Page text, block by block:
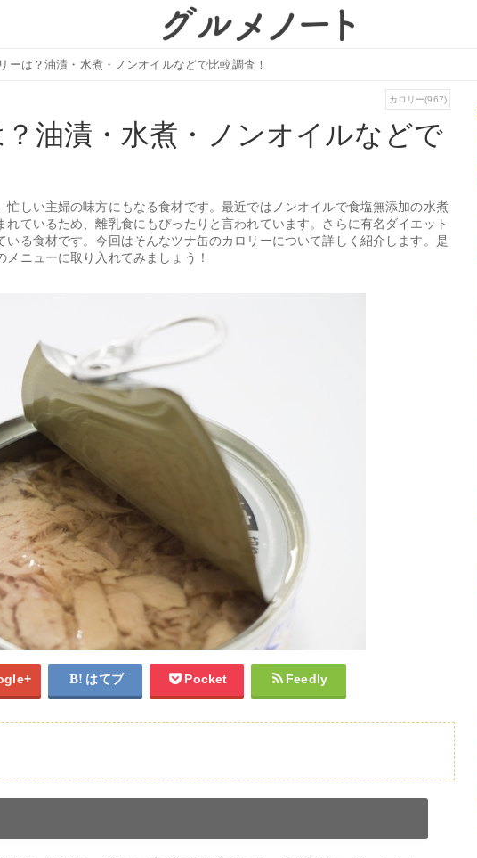
ーは？油漬・水煮・ノンオイルなどで比較調査！
カロリー(967)
油漬・水煮・ノンオイルなどで
しい主婦の味方にもなる食材です。最近ではノンオイルで食塩無添加の水煮
ているため、離乳食にもぴったりと言われています。さらに有名ダイエット
る食材です。今回はそんなツナ缶のカロリーについて詳しく紹介します。是
ニューに取り入れてみましょう！
はてブ Pocket Feedly
果的に活用しよう！